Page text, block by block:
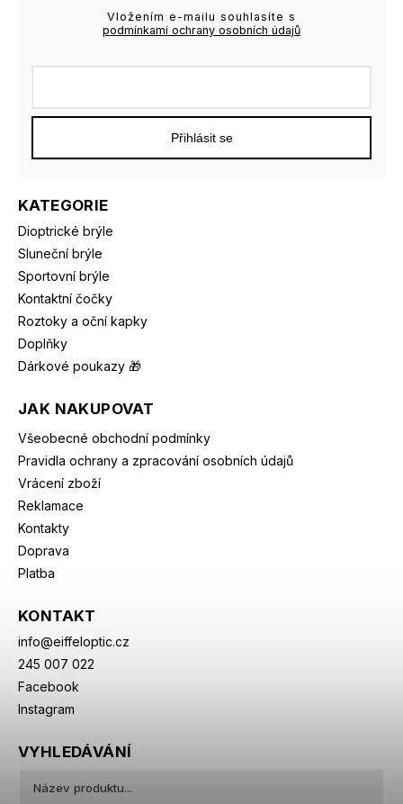
KATEGORIE
Dioptrické brýle
Sluneční brýle
Sportovní brýle
Kontaktní čočky
Roztoky a oční kapky
Doplňky
Dárkové poukazy 🎁
JAK NAKUPOVAT
Všeobecné obchodní podmínky
Pravidla ochrany a zpracování osobních údajů
Vrácení zboží
Reklamace
Kontakty
Doprava
Platba
KONTAKT
info@eiffeloptic.cz
245 007 022
Facebook
Instagram
Vložením e-mailu souhlasíte s
podmínkami ochrany osobních údajů
Přihlásit se
VYHLEDÁVÁNÍ